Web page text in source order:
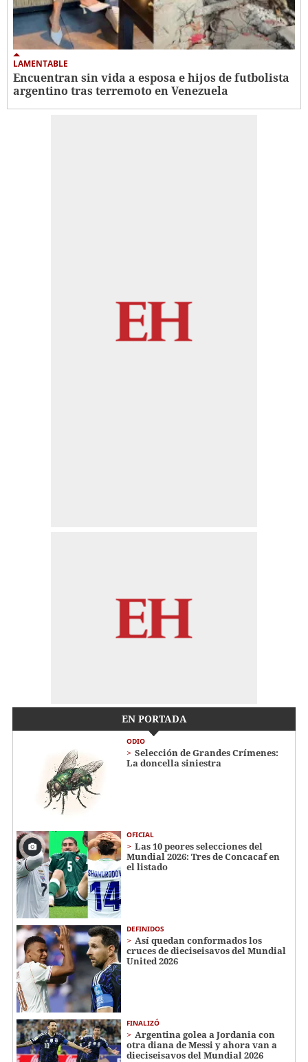
LAMENTABLE
Encuentran sin vida a esposa e hijos de futbolista
argentino tras terremoto en Venezuela
EN PORTADA
ODIO
Selección de Grandes Crímenes:
La doncella siniestra
OFICIAL
Las 10 peores selecciones del
Mundial 2026: Tres de Concacaf en
el listado
DEFINIDOS
Así quedan conformados los
cruces de dieciseisavos del Mundial
United 2026
FINALIZÓ
Argentina golea a Jordania con
otra diana de Messi y ahora van a
dieciseisavos del Mundial 2026